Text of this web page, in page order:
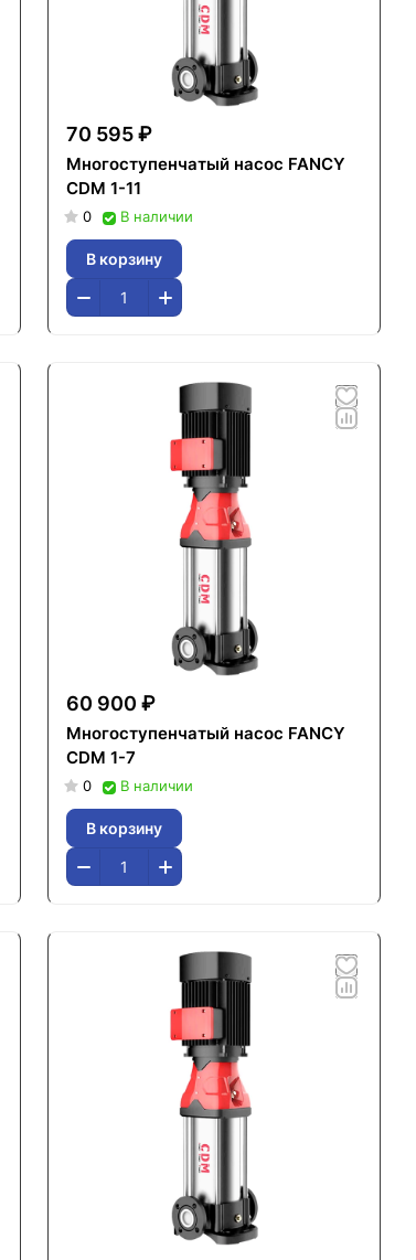
70 595 ₽
Многоступенчатый насос FANCY
CDM 1-11
0 В наличии
В корзину
60 900 ₽
Многоступенчатый насос FANCY
CDM 1-7
0 В наличии
В корзину